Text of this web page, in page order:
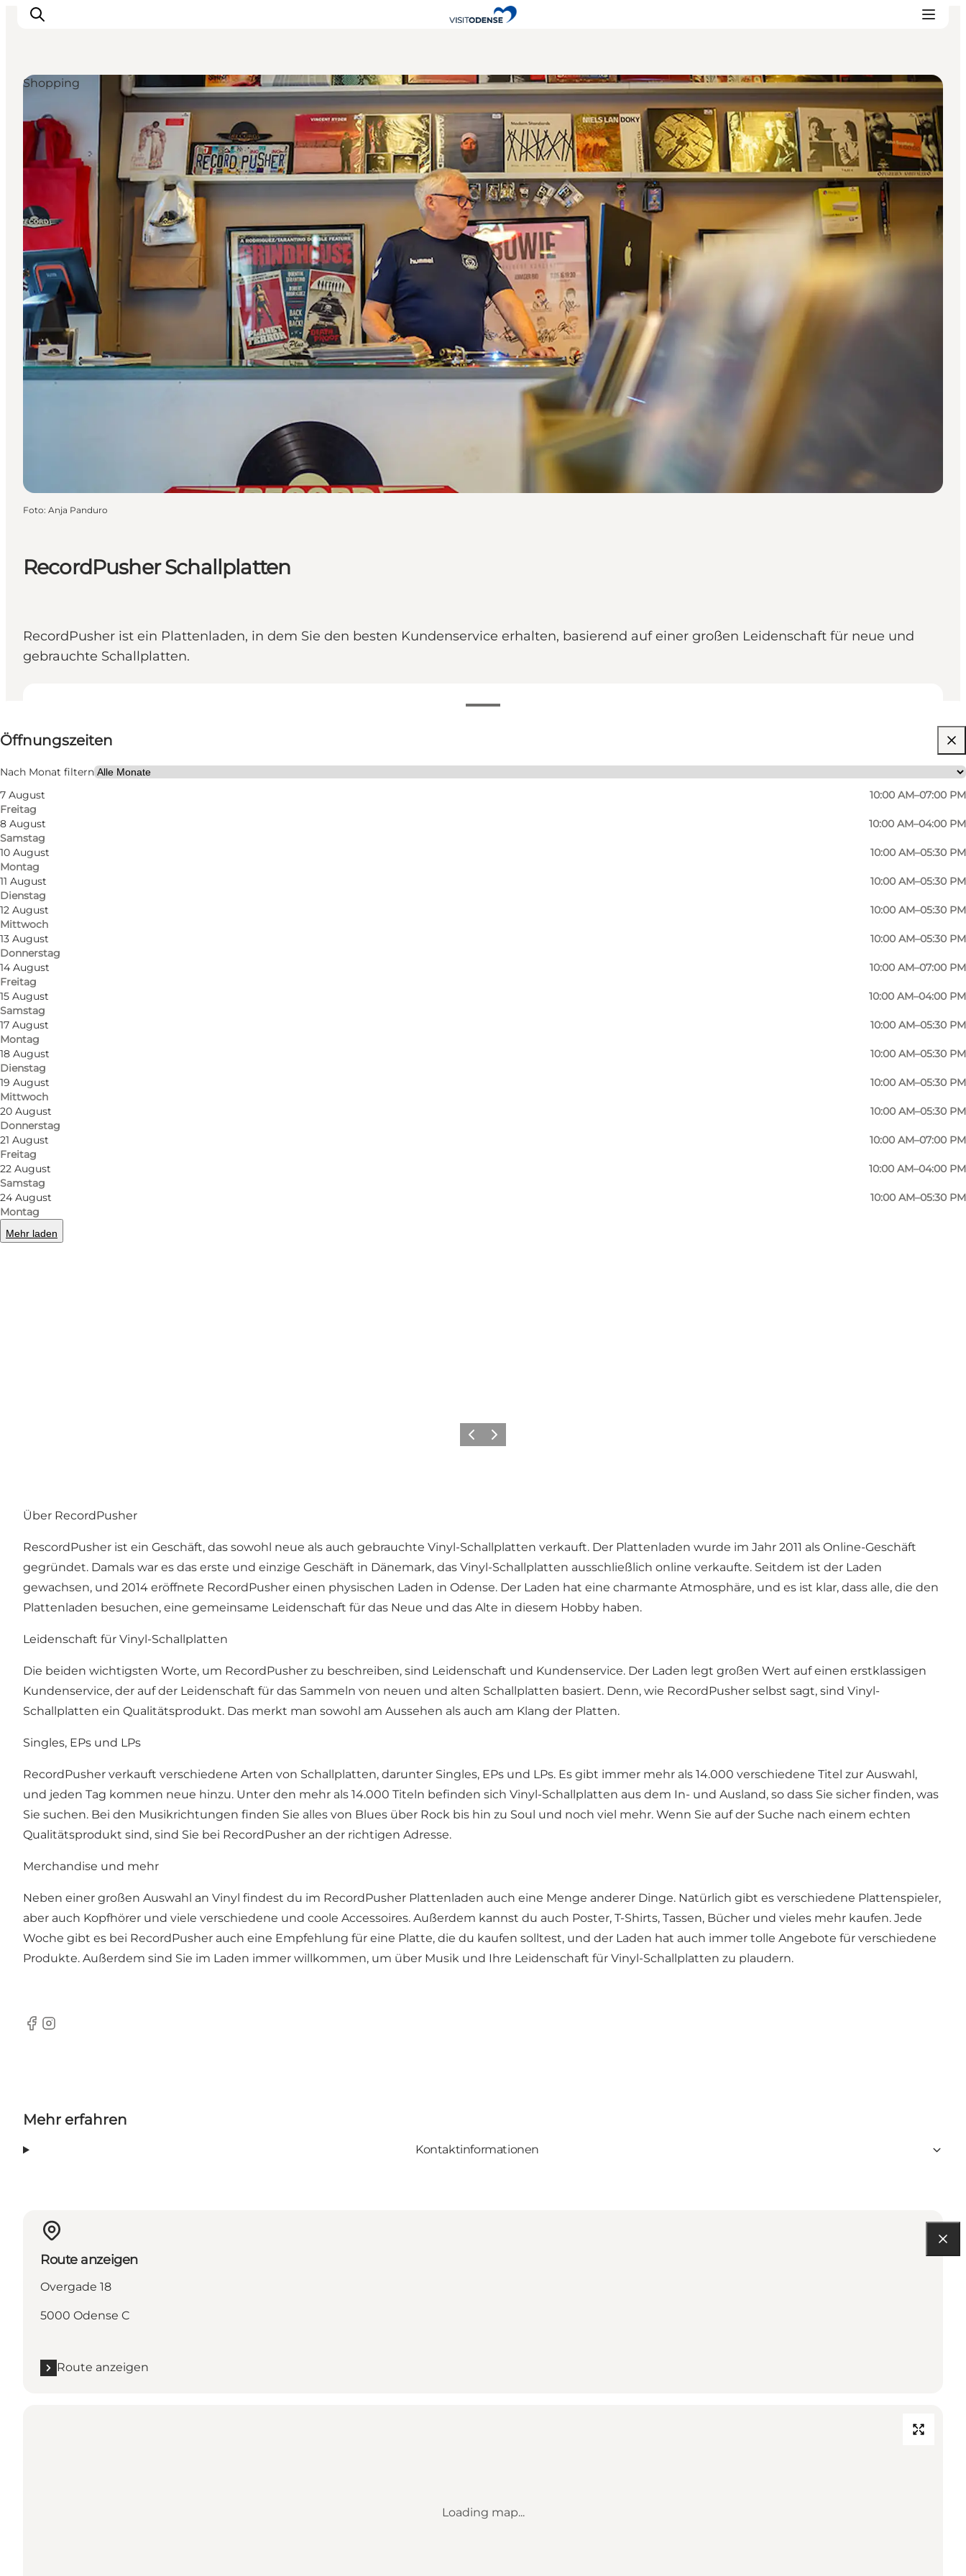
Odense erleben
Veranstaltungen
Reiseplanung
Inspiration
RecordPusher Schallplatten
RecordPusher ist ein Plattenladen, in dem Sie den besten Kundenservice erhalten, basierend auf einer großen Leidenschaft für neue und
gebrauchte Schallplatten.
Öffnungszeiten
Nach Monat filtern
7 August
Freitag
10:00 AM–07:00 PM
8 August
Samstag
10:00 AM–04:00 PM
10 August
Montag
10:00 AM–05:30 PM
11 August
Dienstag
10:00 AM–05:30 PM
12 August
Mittwoch
10:00 AM–05:30 PM
13 August
Donnerstag
10:00 AM–05:30 PM
14 August
Freitag
10:00 AM–07:00 PM
15 August
Samstag
10:00 AM–04:00 PM
17 August
Montag
10:00 AM–05:30 PM
18 August
Dienstag
10:00 AM–05:30 PM
19 August
Mittwoch
10:00 AM–05:30 PM
20 August
Donnerstag
10:00 AM–05:30 PM
21 August
Freitag
10:00 AM–07:00 PM
22 August
Samstag
10:00 AM–04:00 PM
24 August
Montag
10:00 AM–05:30 PM
Mehr laden
Website besuchen
Mir selbst, Mein Partner, Freunde
Shopping
Foto: Anja Panduro
ZurückWeiter
Über RecordPusher
RescordPusher ist ein Geschäft, das sowohl neue als auch gebrauchte Vinyl-Schallplatten verkauft. Der Plattenladen wurde im Jahr 2011 als Online-Geschäft
gegründet. Damals war es das erste und einzige Geschäft in Dänemark, das Vinyl-Schallplatten ausschließlich online verkaufte. Seitdem ist der Laden
gewachsen, und 2014 eröffnete RecordPusher einen physischen Laden in Odense. Der Laden hat eine charmante Atmosphäre, und es ist klar, dass alle, die den
Plattenladen besuchen, eine gemeinsame Leidenschaft für das Neue und das Alte in diesem Hobby haben.
Leidenschaft für Vinyl-Schallplatten
Die beiden wichtigsten Worte, um RecordPusher zu beschreiben, sind Leidenschaft und Kundenservice. Der Laden legt großen Wert auf einen erstklassigen
Kundenservice, der auf der Leidenschaft für das Sammeln von neuen und alten Schallplatten basiert. Denn, wie RecordPusher selbst sagt, sind Vinyl-
Schallplatten ein Qualitätsprodukt. Das merkt man sowohl am Aussehen als auch am Klang der Platten.
Singles, EPs und LPs
RecordPusher verkauft verschiedene Arten von Schallplatten, darunter Singles, EPs und LPs. Es gibt immer mehr als 14.000 verschiedene Titel zur Auswahl,
und jeden Tag kommen neue hinzu. Unter den mehr als 14.000 Titeln befinden sich Vinyl-Schallplatten aus dem In- und Ausland, so dass Sie sicher finden, was
Sie suchen. Bei den Musikrichtungen finden Sie alles von Blues über Rock bis hin zu Soul und noch viel mehr. Wenn Sie auf der Suche nach einem echten
Qualitätsprodukt sind, sind Sie bei RecordPusher an der richtigen Adresse.
Merchandise und mehr
Neben einer großen Auswahl an Vinyl findest du im RecordPusher Plattenladen auch eine Menge anderer Dinge. Natürlich gibt es verschiedene Plattenspieler,
aber auch Kopfhörer und viele verschiedene und coole Accessoires. Außerdem kannst du auch Poster, T-Shirts, Tassen, Bücher und vieles mehr kaufen. Jede
Woche gibt es bei RecordPusher auch eine Empfehlung für eine Platte, die du kaufen solltest, und der Laden hat auch immer tolle Angebote für verschiedene
Produkte. Außerdem sind Sie im Laden immer willkommen, um über Musik und Ihre Leidenschaft für Vinyl-Schallplatten zu plaudern.
Facebook
Instagram
Mehr erfahren
Kontaktinformationen
Route anzeigen
Overgade 18
5000 Odense C
Route anzeigen
Loading map...